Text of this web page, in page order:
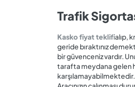
Trafik
Kasko fiyat teklifialıp,
geride bıraktınız
bir güvenceniz vardır.
tarafta meydana gelen
karşılamayabilmektedir.